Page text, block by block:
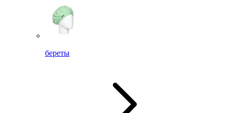
береты